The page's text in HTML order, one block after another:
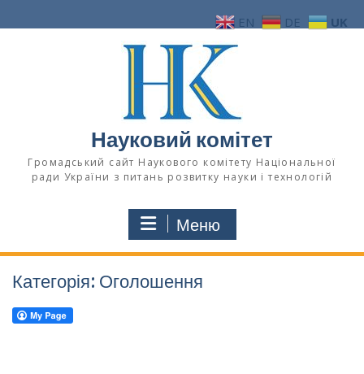
до
Науковий комітет
Громадський сайт Наукового комітету Національної
ради України з питань розвитку науки і технологій
Меню
Категорія: Оголошення
EN DE UK